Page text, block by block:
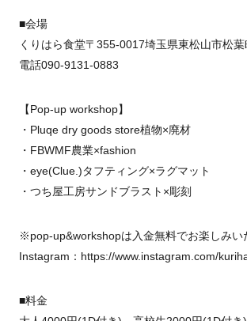
■会場
くりはら食堂〒355-0017埼玉県東松山市松
電話090-9131-0883
【Pop-up workshop】
・Pluqe dry goods store植物×廃材
・FBWMF農業×fashion
・eye(Clue.)タフティング×ラグマット
・つち屋工房サンドブラスト×彫刻
※pop-up&workshopは入金無料でお楽しみい
Instagram：https://www.instagram.com/
■料金